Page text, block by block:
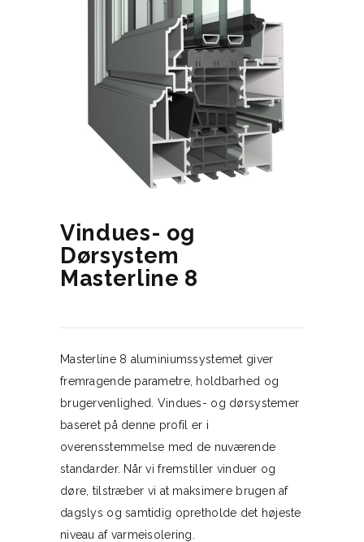
Vindues- og
Dørsystem
Masterline 8
Masterline 8 aluminiumssystemet giver
fremragende parametre, holdbarhed og
brugervenlighed. Vindues- og dørsystemer
baseret på denne profil er i
overensstemmelse med de nuværende
standarder. Når vi fremstiller vinduer og
døre, tilstræber vi at maksimere brugen af ​​
dagslys og samtidig opretholde det højeste
niveau af varmeisolering.